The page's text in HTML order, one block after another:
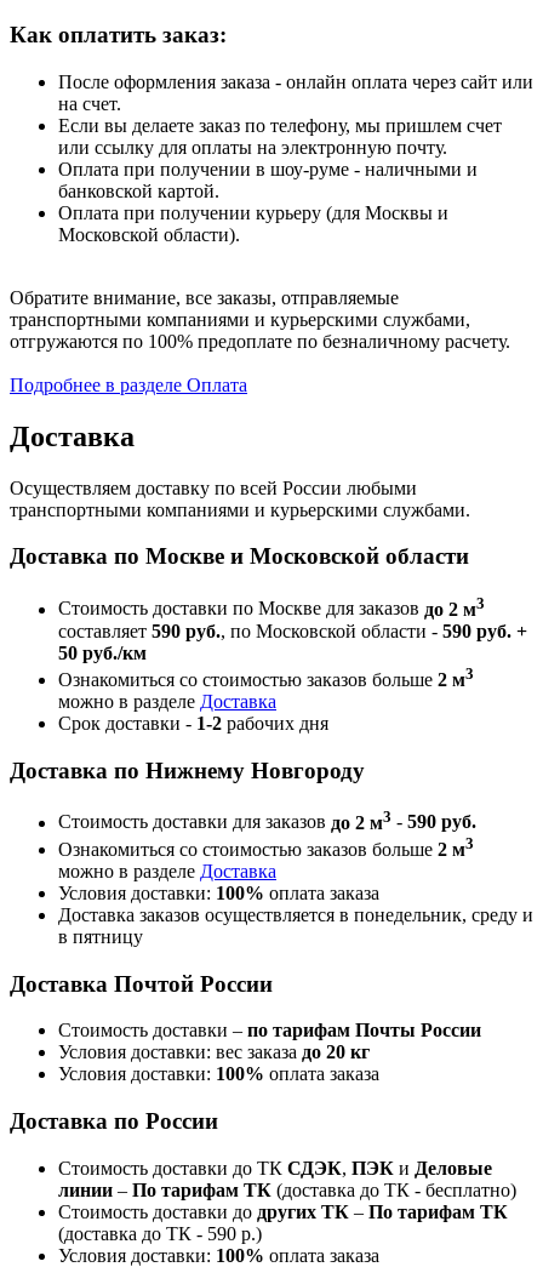
Как оплатить заказ:
После оформления заказа - онлайн оплата через сайт или
на счет.
Если вы делаете заказ по телефону, мы пришлем счет
или ссылку для оплаты на электронную почту.
Оплата при получении в шоу-руме - наличными и
банковской картой.
Оплата при получении курьеру (для Москвы и
Московской области).
Обратите внимание, все заказы, отправляемые
транспортными компаниями и курьерскими службами,
отгружаются по 100% предоплате по безналичному расчету.
Подробнее в разделе Оплата
Доставка
Осуществляем доставку по всей России любыми
транспортными компаниями и курьерскими службами.
Доставка по Москве и Московской области
Стоимость доставки по Москве для заказов до 2 м3
составляет 590 руб., по Московской области - 590 руб. +
50 руб./км
Ознакомиться со стоимостью заказов больше 2 м3
можно в разделе Доставка
Срок доставки - 1-2 рабочих дня
Доставка по Нижнему Новгороду
Стоимость доставки для заказов до 2 м3 - 590 руб.
Ознакомиться со стоимостью заказов больше 2 м3
можно в разделе Доставка
Условия доставки: 100% оплата заказа
Доставка заказов осуществляется в понедельник, среду и
в пятницу
Доставка Почтой России
Стоимость доставки – по тарифам Почты России
Условия доставки: вес заказа до 20 кг
Условия доставки: 100% оплата заказа
Доставка по России
Стоимость доставки до ТК СДЭК, ПЭК и Деловые
линии – По тарифам ТК (доставка до ТК - бесплатно)
Стоимость доставки до других ТК – По тарифам ТК
(доставка до ТК - 590 р.)
Условия доставки: 100% оплата заказа